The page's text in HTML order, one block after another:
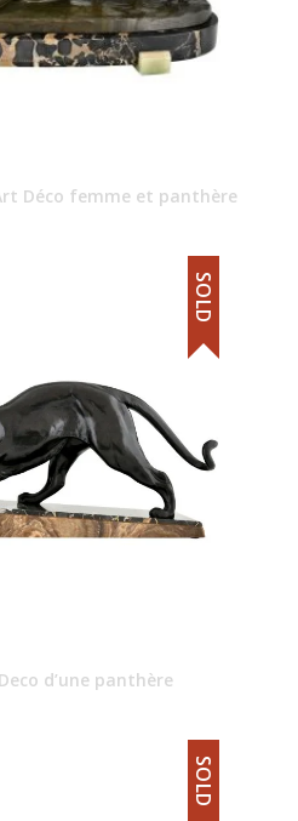
Déco femme et panthère
d’une panthère
SOLD
SOLD